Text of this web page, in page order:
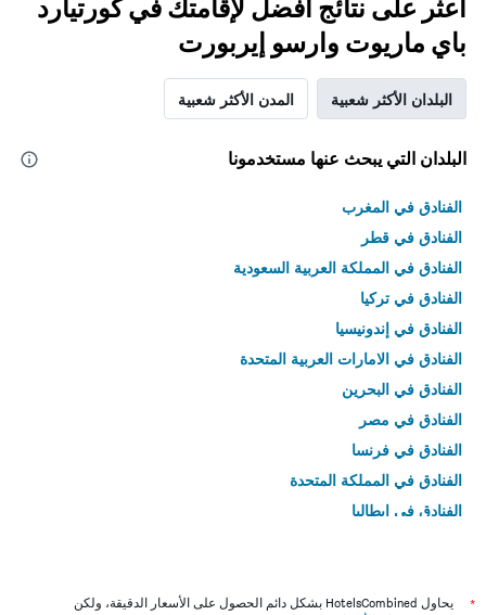
اعثر على نتائج أفضل لإقامتك في كورتيارد
باي ماريوت وارسو إيربورت
البلدان الأكثر شعبية المدن الأكثر شعبية
البلدان التي يبحث عنها مستخدمونا
الفنادق في المغرب
الفنادق في قطر
الفنادق في المملكة العربية السعودية
الفنادق في تركيا
الفنادق في إندونيسيا
الفنادق في الامارات العربية المتحدة
الفنادق في البحرين
الفنادق في مصر
الفنادق في فرنسا
الفنادق في المملكة المتحدة
الفنادق في إيطاليا
*
يحاول HotelsCombined بشكل دائم الحصول على الأسعار الدقيقة، ولكن